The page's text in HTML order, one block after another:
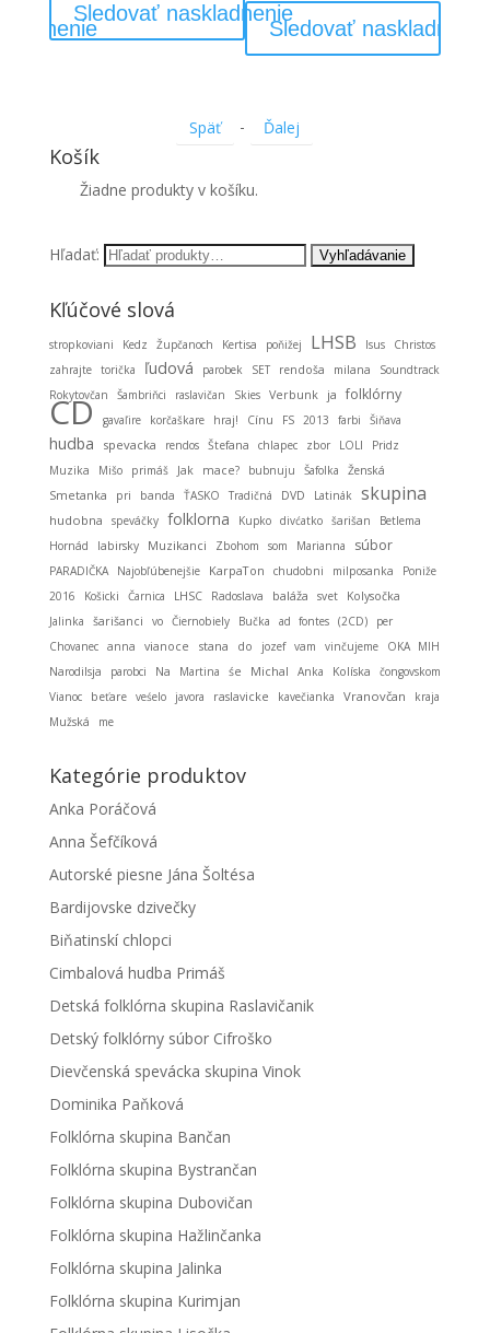
naskladnenie
Sledovať naskladnenie
Späť - Ďalej
Košík
Žiadne produkty v košíku.
Hľadať:
Kľúčové slová
stropkoviani Kedz Župčanoch Kertisa poňižej LHSB Isus
Christos
zahrajte torička ľudová parobek SET rendoša milana
Soundtrack
Rokytovčan
Šambriňci raslavičan Skies Verbunk ja folklórny
CD gavaľire korčaškare hraj! Cínu FS 2013 farbi Šiňava
hudba spevacka rendos Štefana chlapec zbor LOLI
Pridz
Muzika
Mišo primáš Jak mace? bubnuju Šafolka Ženská
Smetanka pri banda ŤASKO Tradičná DVD Latinák skupina
hudobna speváčky folklorna Kupko divćatko šarišan
Betlema
Hornád
labirsky Muzikanci Zbohom som Marianna súbor
PARADIČKA Najobľúbenejšie KarpaTon chudobni milposanka
Poniže
2016
Košicki Čarnica LHSC Radoslava baláža svet
Kolysočka
Jalinka
šarišanci vo Čiernobiely Bučka ad fontes (2CD)
per
Chovanec anna vianoce stana do jozef vam vinčujeme
OKA MIH
Narodilsja
parobci Na Martina śe Michal Anka Kolíska
čongovskom
Vianoc
beťare veśelo javora raslavicke kavečianka Vranovčan
kraja
Mužská
me
Kategórie produktov
Anka Poráčová
Anna Šefčíková
Autorské piesne Jána Šoltésa
Bardijovske dzivečky
Biňatinskí chlopci
Cimbalová hudba Primáš
Detská folklórna skupina Raslavičanik
Detský folklórny súbor Cifroško
Dievčenská spevácka skupina Vinok
Dominika Paňková
Folklórna skupina Bančan
Folklórna skupina Bystrančan
Folklórna skupina Dubovičan
Folklórna skupina Hažlinčanka
Folklórna skupina Jalinka
Folklórna skupina Kurimjan